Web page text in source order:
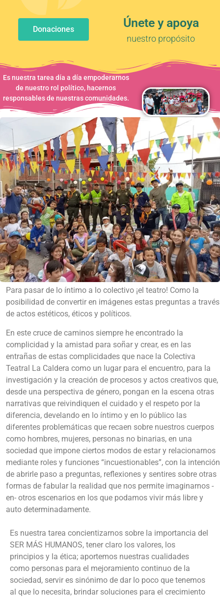
Donaciones Únete y apoya
nuestro propósito
Es nuestra tarea día a día empoderarnos
de nuestro rol político, hacernos
responsables de nuestras comunidades.
Para pasar de lo íntimo a lo colectivo ¡el teatro! Como la
posibilidad de convertir en imágenes estas preguntas a través
de actos estéticos, éticos y políticos.
En este cruce de caminos siempre he encontrado la
complicidad y la amistad para soñar y crear, es en las
entrañas de estas complicidades que nace la Colectiva
Teatral La Caldera como un lugar para el encuentro, para la
investigación y la creación de procesos y actos creativos que,
desde una perspectiva de género, pongan en la escena otras
narrativas que reivindiquen el cuidado y el respeto por la
diferencia, develando en lo íntimo y en lo público las
diferentes problemáticas que recaen sobre nuestros cuerpos
como hombres, mujeres, personas no binarias, en una
sociedad que impone ciertos modos de estar y relacionarnos
mediante roles y funciones “incuestionables”, con la intención
de abrirle paso a preguntas, reflexiones y sentires sobre otras
formas de fabular la realidad que nos permite imaginarnos -
en- otros escenarios en los que podamos vivir más libre y
auto determinadamente.
Es nuestra tarea concientizarnos sobre la importancia del
SER MÁS HUMANOS, tener claro los valores, los
principios y la ética; aportemos nuestras cualidades
como personas para el mejoramiento continuo de la
sociedad, servir es sinónimo de dar lo poco que tenemos
al que lo necesita, brindar soluciones para el crecimiento